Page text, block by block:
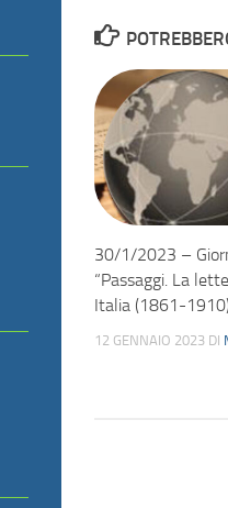
30/1/2023 –
“Passaggi. La
Italia (1861-
12 GENNAIO 2023 DI